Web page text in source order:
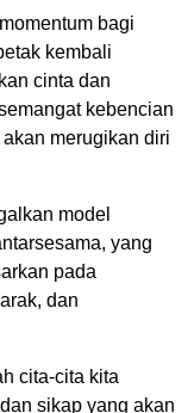
bagi
kembali
cinta dan
kebencian
merugikan diri
model
yang
pada
dan
cita-cita kita
sikap yang akan